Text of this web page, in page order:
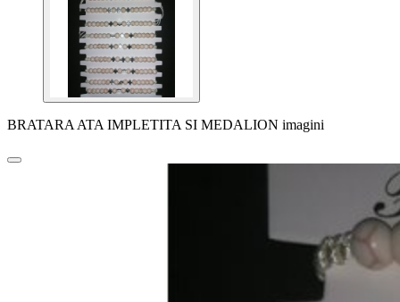
BRATARA ATA IMPLETITA SI MEDALION imagini